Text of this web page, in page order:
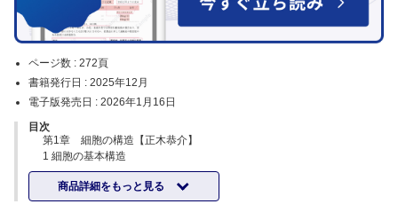
ページ数 : 272頁
書籍発行日 : 2025年12月
電子版発売日 : 2026年1月16日
目次
第1章 細胞の構造【正木恭介】
1 細胞の基本構造
2 細胞質、細胞小器官、細胞骨格
A 細胞質 B 核 C リボソーム・ポリソーム D 小胞体 E ゴルジ
体 F リソソーム G ミトコンドリア H 細胞骨格 I 中心体とペルオ
商品詳細をもっと見る